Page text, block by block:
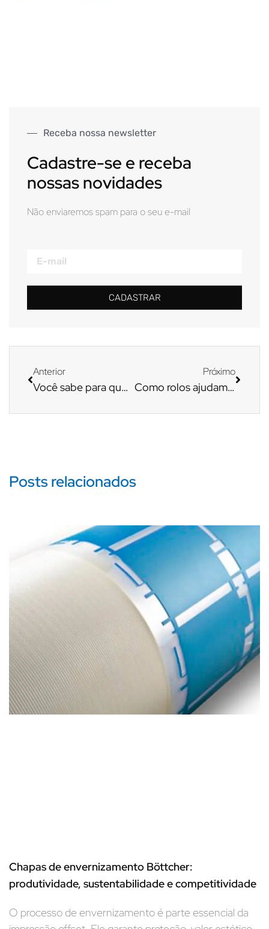
Receba nossa newsletter
Cadastre-se e receba
nossas novidades
Não enviaremos spam para o seu e-mail
CADASTRAR
Anterior
Você sabe para quê serve um rolo emborrachado?
Próximo
Como rolos ajudam na impressão sem álcool isopropilico?
Posts relacionados
Chapas de envernizamento Böttcher:
produtividade, sustentabilidade e competitividade
O processo de envernizamento é parte essencial da